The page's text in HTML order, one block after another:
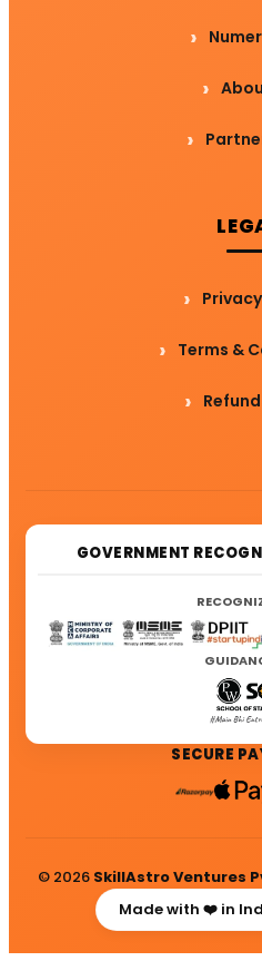
Terms &
GOVERNMENT
SECURE
© 2026 SkillAstro Ventures
Made with ❤️ in